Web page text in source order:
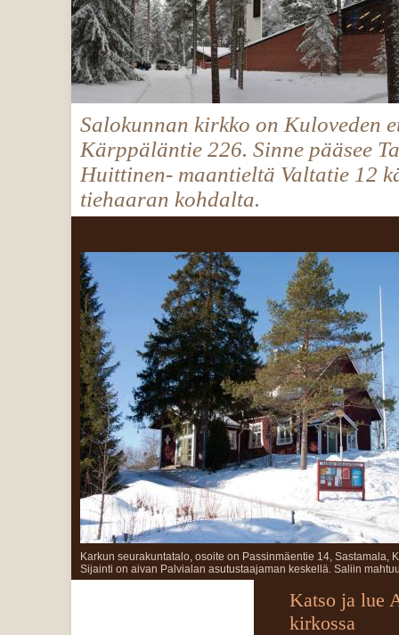
Salokunnan kirkko on Kuloveden
Kärppäläntie 226. Sinne pääsee
Huittinen- maantieltä Valtatie 12
tiehaaran kohdalta.
Karkun seurakuntatalo, osoite on Passinmäentie 14, Sastamala,
Sijainti on aivan Palvialan asutustaajaman keskellä. Saliin
Katso ja lue
kirkossa